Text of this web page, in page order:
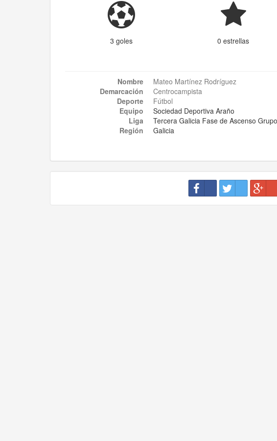
3 goles 0 estrellas
Nombre
Mateo Martínez Rodríguez
Demarcación
Centrocampista
Deporte
Fútbol
Equipo
Sociedad Deportiva Araño
Liga
Tercera Galicia Fase de Ascenso
Región
Galicia